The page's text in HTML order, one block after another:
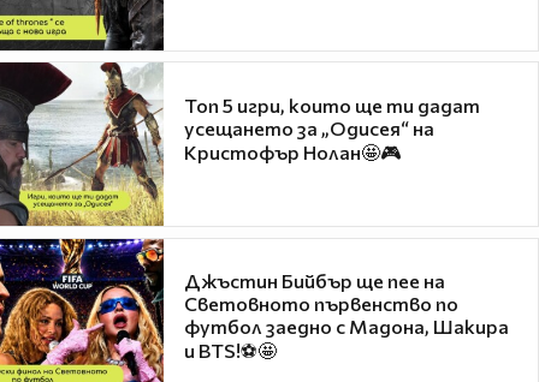
Топ 5 игри, които ще ти дадат
усещането за „Одисея“ на
Кристофър Нолан🤩🎮
Джъстин Бийбър ще пее на
Световното първенство по
футбол заедно с Мадона, Шакира
и BTS!⚽🤩